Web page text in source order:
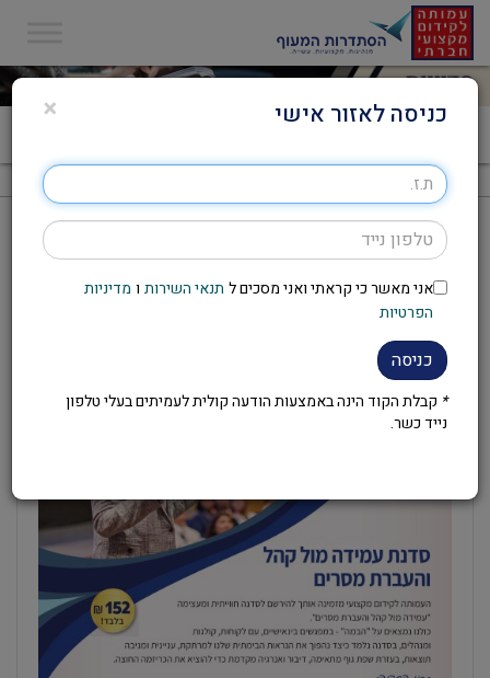
סדנת עמידה מול קהל והעברת מסרים
להזמנת הסדנה יש לפנות לועד
העובדים במקום העבודה
× כניסה לאזור אישי
אני מאשר כי קראתי ואני מסכים ל תנאי השירות ו מדיניות
הפרטיות
כניסה
* קבלת הקוד הינה באמצעות הודעה קולית לעמיתים בעלי טלפון
נייד כשר.